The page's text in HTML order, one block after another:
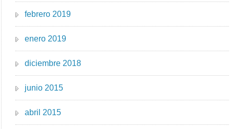
febrero 2019
enero 2019
diciembre 2018
junio 2015
abril 2015